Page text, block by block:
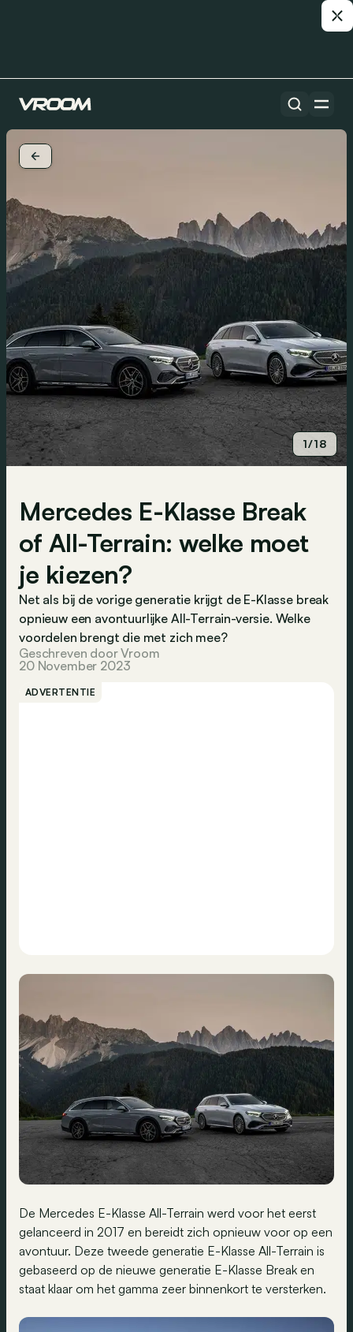
1/18
Mercedes E-Klasse Break
of All-Terrain: welke moet
je kiezen?
Net als bij de vorige generatie krijgt de E-Klasse break
opnieuw een avontuurlijke All-Terrain-versie. Welke
voordelen brengt die met zich mee?
Geschreven door Vroom
20 November 2023
ADVERTENTIE
De Mercedes E-Klasse All-Terrain werd voor het eerst
gelanceerd in 2017 en bereidt zich opnieuw voor op een
avontuur. Deze tweede generatie E-Klasse All-Terrain is
gebaseerd op de nieuwe generatie E-Klasse Break en
staat klaar om het gamma zeer binnenkort te versterken.